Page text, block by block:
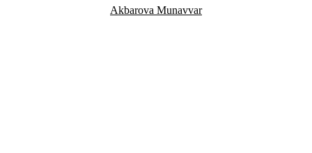
Akbarova Munavvar